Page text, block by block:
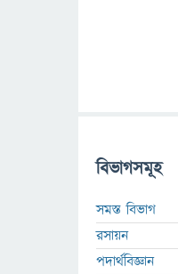
বিভাগসমূহ
সমস্ত বিভাগ
রসায়ন
পদার্থবিজ্ঞান